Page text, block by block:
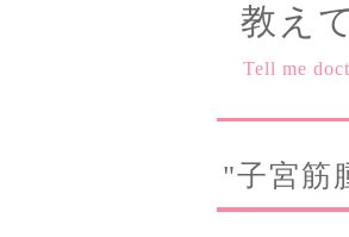
教え
Tell me
"子宮筋